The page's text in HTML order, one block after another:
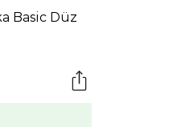
Basic Düz